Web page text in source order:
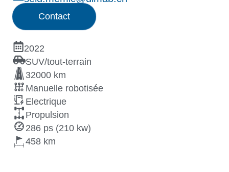
Contact
2022
SUV/tout-terrain
32000 km
Manuelle robotisée
Electrique
Propulsion
286 ps (210 kw)
458